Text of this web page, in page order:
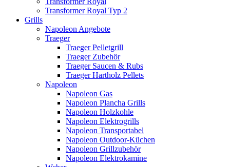
Transformer Royal Typ 2
Grills
Napoleon Angebote
Traeger
Traeger Pelletgrill
Traeger Zubehör
Traeger Saucen & Rubs
Traeger Hartholz Pellets
Napoleon
Napoleon Gas
Napoleon Plancha Grills
Napoleon Holzkohle
Napoleon Elektrogrills
Napoleon Transportabel
Napoleon Outdoor-Küchen
Napoleon Grillzubehör
Napoleon Elektrokamine